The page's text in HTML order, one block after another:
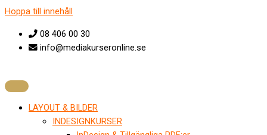
Hoppa till innehåll
08 406 00 30
info@mediakurseronline.se
LAYOUT & BILDER
INDESIGNKURSER